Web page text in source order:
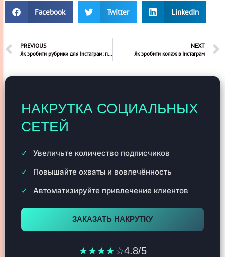
Facebook Twitter LinkedIn
PREVIOUS
Як зробити рубрики для Інстаграм: приклади, види та помилки
NEXT
Як зробити колаж в Інстаграм
НАКРУТКА СОЦИАЛЬНЫХ
СЕТЕЙ
Увеличьте количество подписчиков
Повышайте охваты и вовлечённость
Автоматизируйте привлечение клиентов
ЗАКАЗАТЬ НАКРУТКУ
★★★★☆4.8/5